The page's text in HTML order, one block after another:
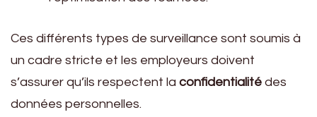
Ces différents types de surveillance sont soumis à
un cadre stricte et les employeurs doivent
s’assurer qu’ils respectent la confidentialité des
données personnelles.